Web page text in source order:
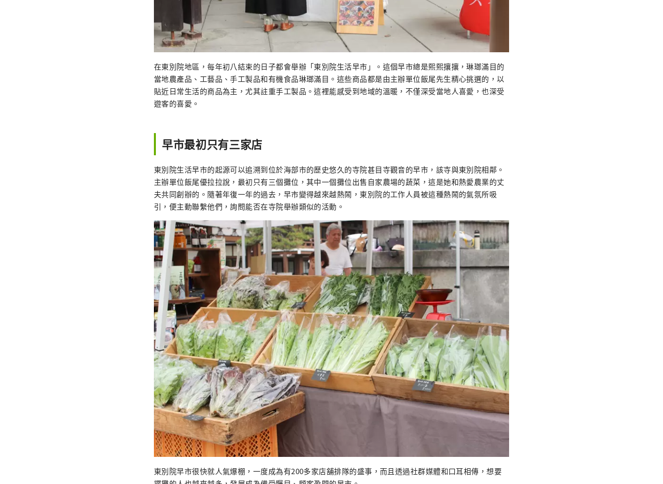
在東別院地區，每年初八結束的日子都會舉辦「東別院生活早市」。這個早市總是熙熙攘攘，琳瑯滿目的
當地農產品、工藝品、手工製品和有機食品琳瑯滿目。這些商品都是由主辦單位飯尾先生精心挑選的，以
貼近日常生活的商品為主，尤其註重手工製品。這裡能感受到地域的溫暖，不僅深受當地人喜愛，也深受
遊客的喜愛。
早市最初只有三家店
東別院生活早市的起源可以追溯到位於海部市的歷史悠久的寺院甚目寺觀音的早市，該寺與東別院相鄰。
主辦單位飯尾優拉拉說，最初只有三個攤位，其中一個攤位出售自家農場的蔬菜，這是她和熱愛農業的丈
夫共同創辦的。隨著年復一年的過去，早市變得越來越熱鬧，東別院的工作人員被這種熱鬧的氣氛所吸
引，便主動聯繫他們，詢問能否在寺院舉辦類似的活動。
東別院早市很快就人氣爆棚，一度成為有200多家店舖排隊的盛事，而且透過社群媒體和口耳相傳，想要